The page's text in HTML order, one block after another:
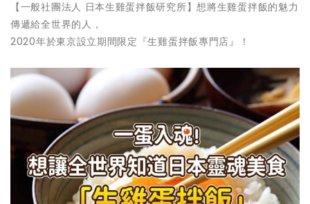
【一般社團法人 日本生雞蛋拌飯研究所】想將生雞蛋拌飯的魅力
傳遞給全世界的人，
2020年於東京設立期間限定『生雞蛋拌飯專門店』！